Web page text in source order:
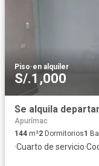
Piso·en alquiler
S/.1,000
Se alquila
Apurímac
144 m²2 Dormitorios1
·Cuarto de servicio·